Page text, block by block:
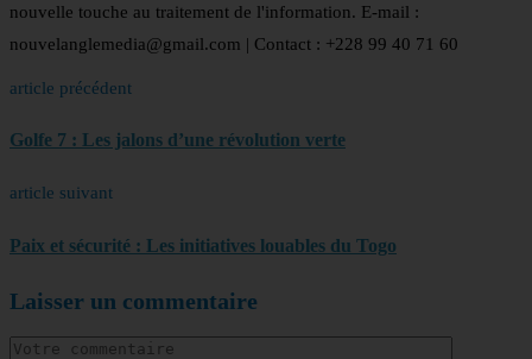
nouvelle touche au traitement de l'information. E-mail :
nouvelanglemedia@gmail.com | Contact : +228 99 40 71 60
article précédent
Golfe 7 : Les jalons d’une révolution verte
article suivant
Paix et sécurité : Les initiatives louables du Togo
Laisser un commentaire